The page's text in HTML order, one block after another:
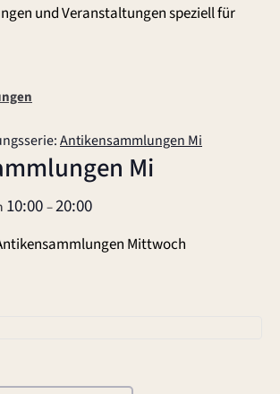
und Veranstaltungen speziell für
Antikensammlungen Mi
Mi
10:00–20:00
Mittwoch